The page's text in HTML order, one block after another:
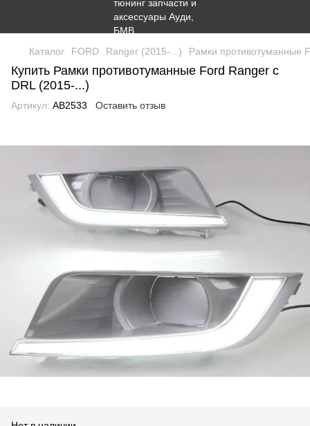
Каталог FORD Ranger (2015-...) Рамки противотуманные
Купить Рамки противотуманные Ford Ranger с
DRL (2015-...)
Артикул: AB2533 Оставить отзыв